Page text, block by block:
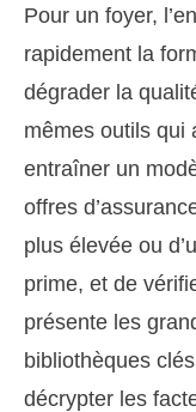
Pour un foyer,
rapidement la
dégrader la
mêmes outils qui
entraîner un
offres
plus élevée ou
prime, et de
présente les
bibliothèques
décrypter les